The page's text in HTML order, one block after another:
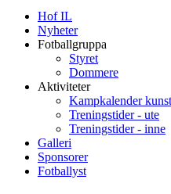
Hof IL
Nyheter
Fotballgruppa
Styret
Dommere
Aktiviteter
Kampkalender
Treningstider - ute
Treningstider - inne
Galleri
Sponsorer
Fotballyst